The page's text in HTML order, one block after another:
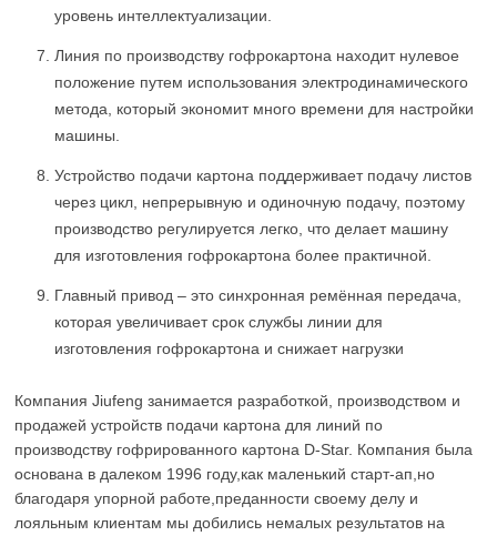
уровень интеллектуализации.
Линия по производству гофрокартона находит нулевое
положение путем использования электродинамического
метода, который экономит много времени для настройки
машины.
Устройство подачи картона поддерживает подачу листов
через цикл, непрерывную и одиночную подачу, поэтому
производство регулируется легко, что делает машину
для изготовления гофрокартона более практичной.
Главный привод – это синхронная ремённая передача,
которая увеличивает срок службы линии для
изготовления гофрокартона и снижает нагрузки
Компания Jiufeng занимается разработкой, производством и
продажей устройств подачи картона для линий по
производству гофрированного картона D-Star. Компания была
основана в далеком 1996 году,как маленький старт-ап,но
благодаря упорной работе,преданности своему делу и
лояльным клиентам мы добились немалых результатов на